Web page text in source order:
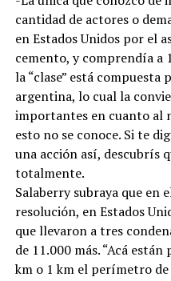
cantidad de actores o
en Estados Unidos por el
cemento, y comprendía a
la “clase” está
argentina, lo cual la
importantes en cuanto al
esto no se conoce. Si te
una acción así, descubrís
totalmente.
Salaberry subraya que en
resolución, en Estados
que llevaron a tres
de 11.000 más. “Acá
km o 1 km el perímetro